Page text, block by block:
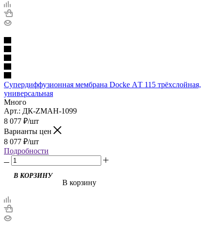
Супердиффузионная мембрана Docke АT 115 трёхслойная,
универсальная
Много
Арт.: ДК-ZMAH-1099
8 077 ₽/шт
Варианты цен
8 077 ₽/шт
Подробности
В корзину